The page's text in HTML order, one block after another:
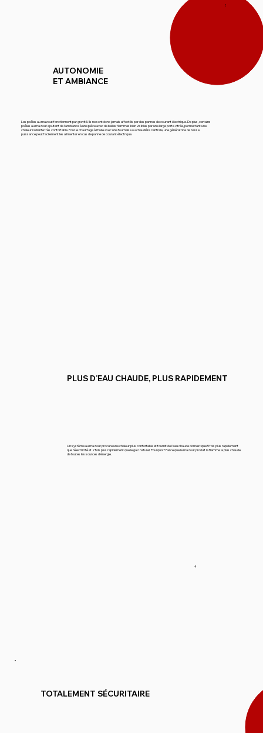
Les poêles au mazout fonctionnent par gravité. Ils ne sont donc jamais affectés par des pannes de courant électrique. De plus, certains
poêles au mazout ajoutent de l’ambiance à une pièce avec de belles flammes bien visibles par une large porte vitrée, permettant une
chaleur radiante très confortable. Pour le chauffage à l’huile avec une fournaise ou chaudière centrale, une génératrice de basse
puissance peut facilement les alimenter en cas de panne de courant électrique.
AUTONOMIE
ET AMBIANCE
2
PLUS D’EAU CHAUDE, PLUS RAPIDEMENT
Un système au mazout procure une chaleur plus confortable et fournit de l’eau chaude domestique 5 fois plus rapidement
que l’électricité et 2 fois plus rapidement que le gaz naturel. Pourquoi? Parce que le mazout produit la flamme la plus chaude
de toutes les sources d’énergie.
4
TOTALEMENT SÉCURITAIRE